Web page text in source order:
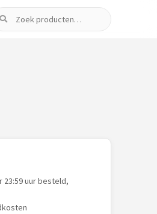
23:59 uur besteld,